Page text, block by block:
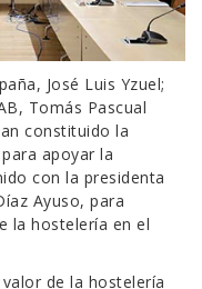
José Luis Yzuel;
Tomás Pascual
constituido la
apoyar la
con la presidenta
Ayuso, para
la hostelería en el
de la hostelería